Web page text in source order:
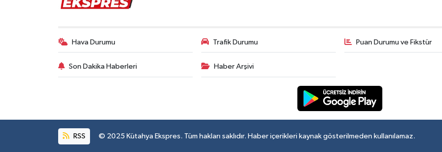
Hava Durumu Trafik Durumu Puan Durumu ve Fikstür
Son Dakika Haberleri Haber Arşivi
RSS © 2025 Kütahya Ekspres. Tüm hakları saklıdır. Haber içerikleri kaynak gösterilmeden kullanılamaz.
Yemek Tarifleri